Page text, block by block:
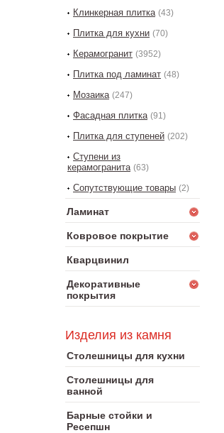
Клинкерная плитка (43)
Плитка для кухни (70)
Керамогранит (3952)
Плитка под ламинат (48)
Мозаика (247)
Фасадная плитка (91)
Плитка для ступеней (202)
Ступени из
керамогранита (63)
Сопутствующие товары (2)
Ламинат
Ковровое покрытие
Кварцвинил
Декоративные
покрытия
Изделия из камня
Столешницы для кухни
Столешницы для
ванной
Барные стойки и
Ресепшн